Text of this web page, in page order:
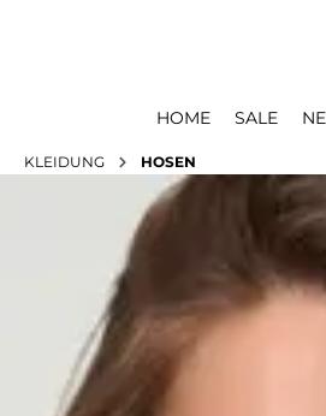
HOME SALE
KLEIDUNG HOSEN